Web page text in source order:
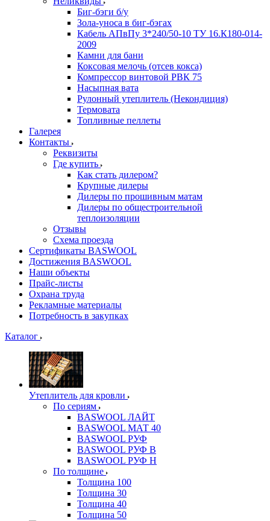
Биг-бэги б/у
Зола-уноса в биг-бэгах
Кабель АПвПу 3*240/50-10 ТУ 16.К180-014-
2009
Камни для бани
Коксовая мелочь (отсев кокса)
Компрессор винтовой РВК 75
Насыпная вата
Рулонный утеплитель (Некондиция)
Термовата
Топливные пеллеты
Галерея
Контакты
Реквизиты
Где купить
Как стать дилером?
Крупные дилеры
Дилеры по прошивным матам
Дилеры по общестроительной
теплоизоляции
Отзывы
Схема проезда
Сертификаты BASWOOL
Достижения BASWOOL
Наши объекты
Прайс-листы
Охрана труда
Рекламные материалы
Потребность в закупках
Каталог
Утеплитель для кровли
По сериям
BASWOOL ЛАЙТ
BASWOOL МАТ 40
BASWOOL РУФ
BASWOOL РУФ В
BASWOOL РУФ Н
По толщине
Толщина 100
Толщина 30
Толщина 40
Толщина 50